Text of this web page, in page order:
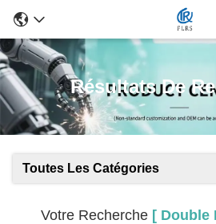
Résultats De
Toutes Les Catégories
Votre Recherche [ Double